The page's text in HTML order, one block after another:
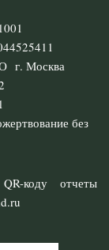
г. Москва
без
коду отчеты